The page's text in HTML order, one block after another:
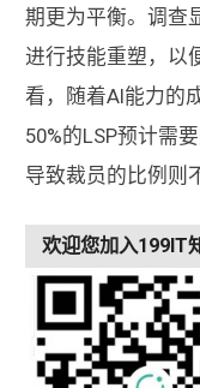
期更为平衡。调查
进行技能重塑，以
看，随着AI能力的
50%的LSP预计需
导致裁员的比例则
欢迎您加入199IT